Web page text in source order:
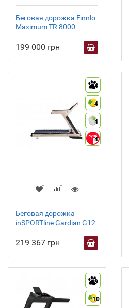
Беговая дорожка Finnlo
Maximum TR 8000
199 000 грн
4
4
4
4
Беговая дорожка
inSPORTline Gardian G12
219 367 грн
9
10